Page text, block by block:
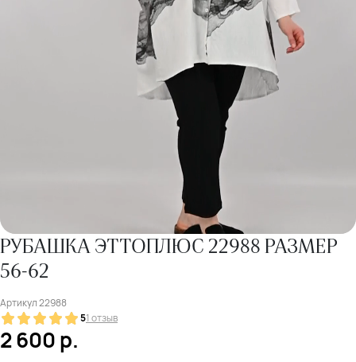
РУБАШКА ЭТТОПЛЮС 22988 РАЗМЕР
56-62
Артикул22988
51 отзыв
2 600р.